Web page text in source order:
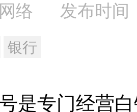
络 发布时间
银行
专门经营白